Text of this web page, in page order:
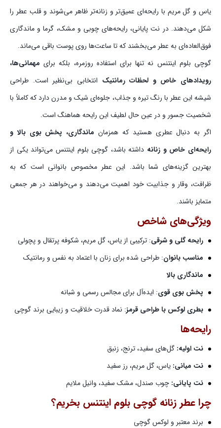
یاس و گل مریم با رایحه‌ای عمیق‌تر و زنانه‌تر ظاهر می‌شوند و قلب عطر را
شکل می‌دهند. در نت پایانی، رایحه‌های چوبی و مشک، گرما و ماندگاری
فوق‌العاده‌ای به عطر می‌بخشند که تا ساعت‌ها روی پوست باقی می‌ماند.
گوچی بلوم اینتنس نه تنها برای استفاده روزمره، بلکه برای مهمانی‌ها،
رویدادهای خاص و لحظات رمانتیک انتخابی بی‌نظیر است. طراحی
شیشه این عطر با رنگ تیره و جذاب، جلوه‌ای شیک و مدرن دارد که کاملاً با
شخصیت جسور و در عین حال لطیف این رایحه هماهنگ است.
اگر به دنبال عطری هستید که همزمان ماندگاری، پخش بوی بالا و
رایحه‌ای خاص و زنانه داشته باشد، گوچی بلوم اینتنس می‌تواند یکی از
بهترین گزینه‌های شما باشد. این عطر مخصوص بانوانی است که به
ظرافت، وقار و جذابیت خود اهمیت می‌دهند و می‌خواهند در هر جمعی
متمایز باشند.
ویژگی‌های شاخص
رایحه گلی و شرقی: ترکیبی از یاس، گل مریم، شکوفه پرتقال و پچولی
مناسب بانوان: طراحی شده برای زنان با اعتماد به نفس و رمانتیک
ماندگاری بالا
پخش بوی قوی: ایده‌آل برای مجالس رسمی و شبانه
بطری لوکس با طراحی قرمز: نماد قدرت خلاقیت و زیبایی برند گوچی
رایحه‌ها
نت اولیه: گل‌های سفید، ترنج، زنبق
نت میانی: یاس، گل مریم، رز سفید
نت پایانی: چوب صندل، مشک سفید، وانیل ملایم
چراعطر زنانه گوچی بلوم اینتنس بخریم؟
برند معتبر و لوکس گوچی